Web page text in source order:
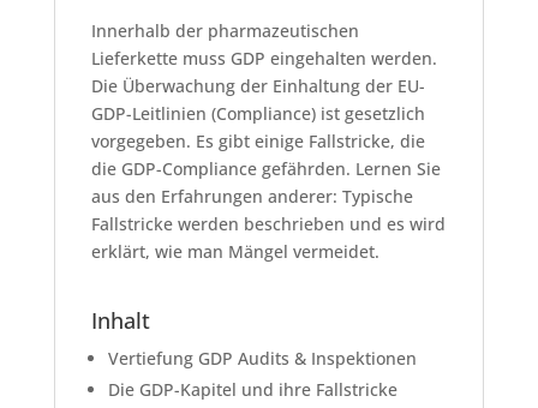
Innerhalb der pharmazeutischen
Lieferkette muss GDP eingehalten werden.
Die Überwachung der Einhaltung der EU-
GDP-Leitlinien (Compliance) ist gesetzlich
vorgegeben. Es gibt einige Fallstricke, die
die GDP-Compliance gefährden. Lernen Sie
aus den Erfahrungen anderer: Typische
Fallstricke werden beschrieben und es wird
erklärt, wie man Mängel vermeidet.
Inhalt
Vertiefung GDP Audits & Inspektionen
Die GDP-Kapitel und ihre Fallstricke